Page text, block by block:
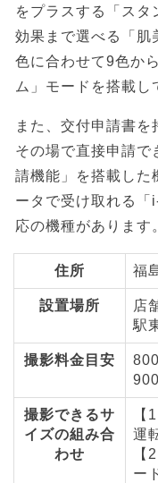
をプラスする「スタ
効果まで選べる「肌
色に合わせて9色か
ム」モードを搭載し
また、交付申請書
その場で直接申請で
請機能」を搭載した
ータで受け取れる
応の機種があります
住所 福
設置場所
店
駅
撮影料金目安
撮影できるサ
イズの組み合
わせ
【
運
【
ー